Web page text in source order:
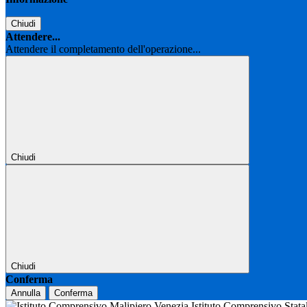
Chiudi
Attendere...
Attendere il completamento dell'operazione...
Chiudi
Chiudi
Conferma
Annulla Conferma